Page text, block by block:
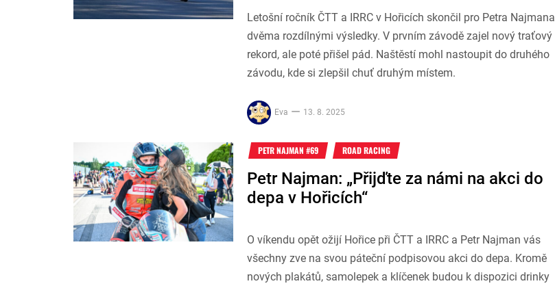
Letošní ročník ČTT a IRRC v Hořicích skončil pro Petra Najmana
dvěma rozdílnými výsledky. V prvním závodě zajel nový traťový
rekord, ale poté přišel pád. Naštěstí mohl nastoupit do druhého
závodu, kde si zlepšil chuť druhým místem.
Eva 13. 8. 2025
PETR NAJMAN #69 ROAD RACING
Petr Najman: „Přijďte za námi na akci do
depa v Hořicích“
O víkendu opět ožijí Hořice při ČTT a IRRC a Petr Najman vás
všechny zve na svou páteční podpisovou akci do depa. Kromě
nových plakátů, samolepek a klíčenek budou k dispozici drinky